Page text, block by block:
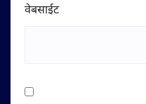
वेबसाईट